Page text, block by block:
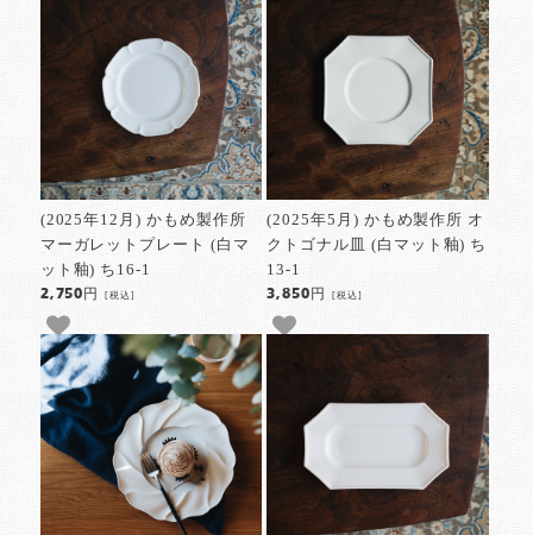
(2025年12月) かもめ製作所
マーガレットプレート (白マ
ット釉) ち16-1
2,750円[税込]
(2025年5月) かもめ製作所 オ
クトゴナル皿 (白マット釉) ち
13-1
3,850円 [税込]